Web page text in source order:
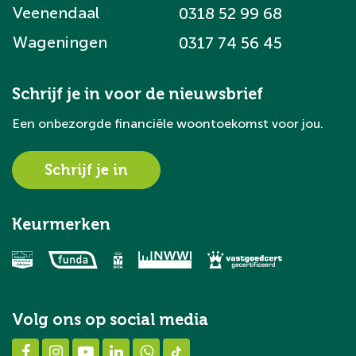
Veenendaal
0318 52 99 68
Wageningen
0317 74 56 45
Schrijf je in voor de nieuwsbrief
Een onbezorgde financiële woontoekomst voor jou.
Schrijf je in
Keurmerken
Volg ons op social media